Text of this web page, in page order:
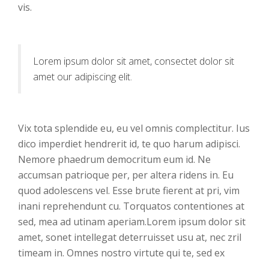
vis.
Lorem ipsum dolor sit amet, consectet dolor sit
amet our adipiscing elit.
Vix tota splendide eu, eu vel omnis complectitur. Ius
dico imperdiet hendrerit id, te quo harum adipisci.
Nemore phaedrum democritum eum id. Ne
accumsan patrioque per, per altera ridens in. Eu
quod adolescens vel. Esse brute fierent at pri, vim
inani reprehendunt cu. Torquatos contentiones at
sed, mea ad utinam aperiam.Lorem ipsum dolor sit
amet, sonet intellegat deterruisset usu at, nec zril
timeam in. Omnes nostro virtute qui te, sed ex